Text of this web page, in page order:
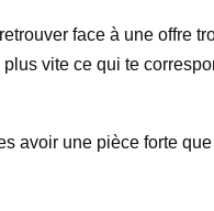
face à une offre
vite ce qui te
avoir une pièce forte